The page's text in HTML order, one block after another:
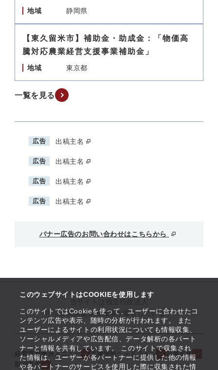
このウェブサイトはCOOKIEを使用します
このサイトではCookieを使って、ユーザーに合わせたコ
ンテンツ広告や表示、随時の分析が行われます。 また
ユーザーによるサイトの利用状況についても情報収集、
ソーシャルメディアや広告配信、データ解析の各パート
ナーと情報を共有しています。 このサイトで収集され
た情報は、ユーザーが各パートナーに提供した他の情報
や各パートナーのサービスを使用した際に収集された情
地域 静岡県
【東久留米市】補助金・助成金：「物価高
騰対応農業経営支援事業補助金」
地域 東京都
一覧を見る
広告 出稿主名
広告 出稿主名
広告 出稿主名
広告 出稿主名
バナー広告のお問い合わせはこちらから
中小企業基盤整備機構が運営しています
経営課題解決メニュー 支援情報ヘッドライン
起業支援
取組事例